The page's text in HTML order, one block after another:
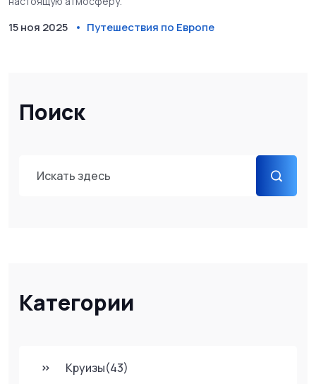
Поиск
Категории
Круизы(43)
15 ноя 2025 Путешествия по Европе